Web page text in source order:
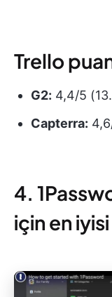
Trello
G2: 4,4/5
Capterra:
4.
için en iyisi